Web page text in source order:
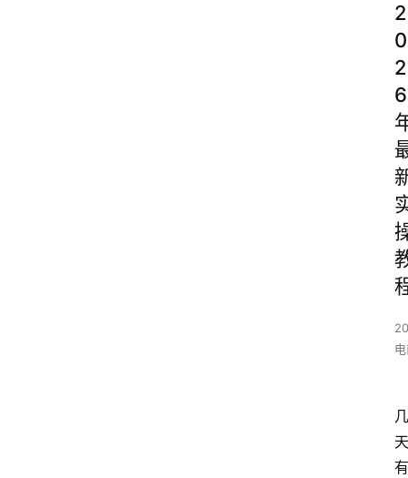
2
0
2
6
几
天
有